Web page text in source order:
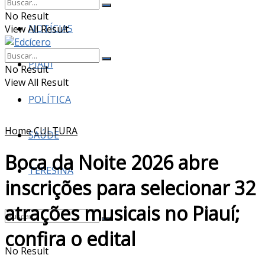
NOTÍCIAS
PIAUÍ
POLÍTICA
SAÚDE
TERESINA
No Result
No Result
View All Result
No Result
View All Result
HomeCULTURA
Boca da Noite 2026 abre
inscrições para selecionar 32
atrações musicais no Piauí;
confira o edital